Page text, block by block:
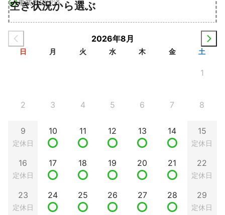
事業者確認済
空き状況から選ぶ
2026年8月
日 月 火 水 木 金 土
1
2 3 4 5 6 7 8
9
定休日
10 11 12 13 14 15
定休日
16
定休日
17 18 19 20 21 22
定休日
23
定休日
24 25 26 27 28 29
定休日